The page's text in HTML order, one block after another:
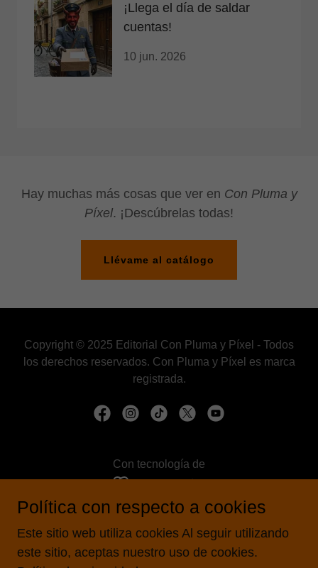
¡Llega el día de saldar
cuentas!
10 jun. 2026
Hay muchas más cosas que ver en Con Pluma y
Píxel. ¡Descúbrelas todas!
Llévame al catálogo
Copyright © 2025 Editorial Con Pluma y Píxel - Todos
los derechos reservados. Con Pluma y Píxel es marca
registrada.
Con tecnología de
Distribución
Actividades
Contacto
Política con respecto a cookies
Este sitio web utiliza cookies Al seguir utilizando
este sitio, aceptas nuestro uso de cookies.